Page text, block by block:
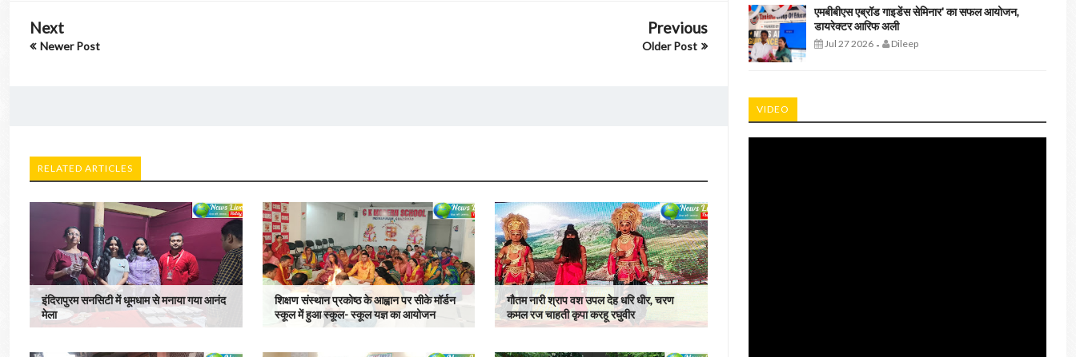
Next
Newer Post
Previous
Older Post
RELATED ARTICLES
इंदिरापुरम सनसिटी में धूमधाम से मनाया गया आनंद
मेला
शिक्षण संस्थान प्रकोष्ठ के आह्वान पर सीके मॉर्डन
स्कूल में हुआ स्कूल- स्कूल यज्ञ का आयोजन
गौतम नारी श्राप वश उपल देह धरि धीर, चरण
कमल रज चाहती कृपा करहू रघुवीर
एमबीबीएस एब्रॉड गाइडेंस सेमिनार' का सफल आयोजन,
डायरेक्टर आरिफ अली
Jul 27 2026- Dileep
VIDEO